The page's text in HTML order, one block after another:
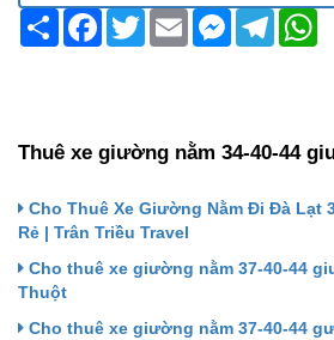
Share Facebook
TwitterEmail Messenger
Telegram
Thuê xe giường nằm 34-40-44
Cho Thuê Xe Giường Nằm Đi Đà Lạt
Rẻ | Trân Triều Travel
Cho thuê xe giường nằm 37-40-44
Thuột
Cho thuê xe giường nằm 37-40-44